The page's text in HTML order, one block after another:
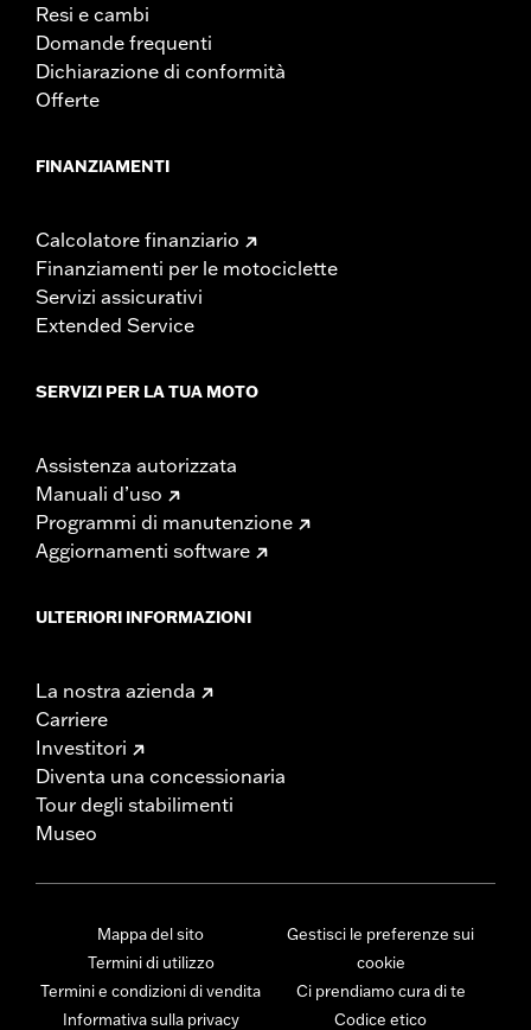
Resi e cambi
Domande frequenti
Dichiarazione di conformità
Offerte
FINANZIAMENTI
Calcolatore finanziario
Finanziamenti per le motociclette
Servizi assicurativi
Extended Service
SERVIZI PER LA TUA MOTO
Assistenza autorizzata
Manuali d’uso
Programmi di manutenzione
Aggiornamenti software
ULTERIORI INFORMAZIONI
La nostra azienda
Carriere
Investitori
Diventa una concessionaria
Tour degli stabilimenti
Museo
Mappa del sito
Termini di utilizzo
Termini e condizioni di vendita
Informativa sulla privacy
Gestisci le preferenze sui
cookie
Ci prendiamo cura di te
Codice etico